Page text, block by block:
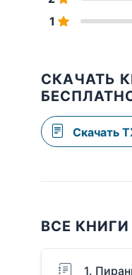
1
СКАЧАТЬ
Скачать
ВСЕ
1.